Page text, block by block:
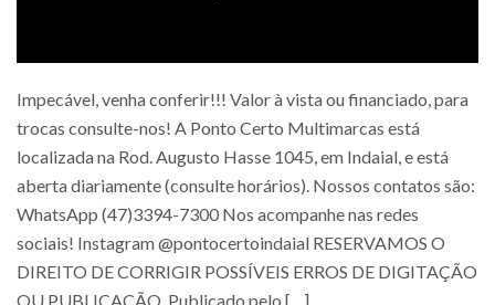
Impecável, venha conferir!!! Valor à vista ou financiado, para
trocas consulte-nos! A Ponto Certo Multimarcas está
localizada na Rod. Augusto Hasse 1045, em Indaial, e está
aberta diariamente (consulte horários). Nossos contatos são:
WhatsApp (47)3394-7300 Nos acompanhe nas redes
sociais! Instagram @pontocertoindaial RESERVAMOS O
DIREITO DE CORRIGIR POSSÍVEIS ERROS DE DIGITAÇÃO
OU PUBLICAÇÃO. Publicado pelo […]